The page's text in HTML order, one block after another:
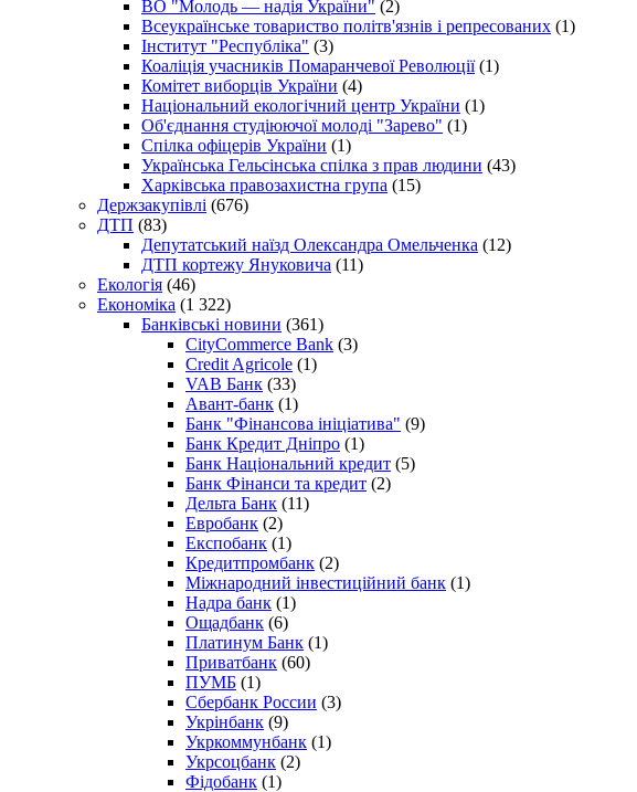
ВО "Молодь — надія України" (2)
Всеукраїнське товариство політв'язнів і репресованих (1)
Інститут "Республіка" (3)
Коаліція учасників Помаранчевої Революції(1)
Комітет виборців України (4)
Національний екологічний центр України (1)
Об'єднання студіюючої молоді "Зарево" (1)
Спілка офіцерів України (1)
Українська Гельсінська спілка з прав людини (43)
Харківська правозахистна група (15)
Держзакупівлі (676)
ДТП (83)
Депутатський наїзд Олександра Омельченка (12)
ДТП кортежу Януковича (11)
Екологія (46)
Економіка (1 322)
Банківські новини (361)
CityCommerce Bank (3)
Credit Agricole (1)
VAB Банк (33)
Авант-банк (1)
Банк "Фінансова ініціатива" (9)
Банк Кредит Дніпро (1)
Банк Національний кредит (5)
Банк Фінанси та кредит (2)
Дельта Банк (11)
Евробанк (2)
Експобанк (1)
Кредитпромбанк (2)
Міжнародний інвестиційний банк (1)
Надра банк (1)
Ощадбанк (6)
Платинум Банк (1)
Приватбанк (60)
ПУМБ (1)
Сбербанк России (3)
Укрінбанк (9)
Укркоммунбанк (1)
Укрсоцбанк (2)
Фідобанк (1)